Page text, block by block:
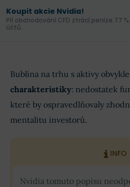
Koupit akcie Nvidia!
Při obchodování CFD ztrácí peníze 77 %
účtů.
Bublina na trhu s aktivy
charakteristiky: nedostatek
které by ospravedlňovaly
mentalitu investorů.
INFO
Nvidia tomuto popisu